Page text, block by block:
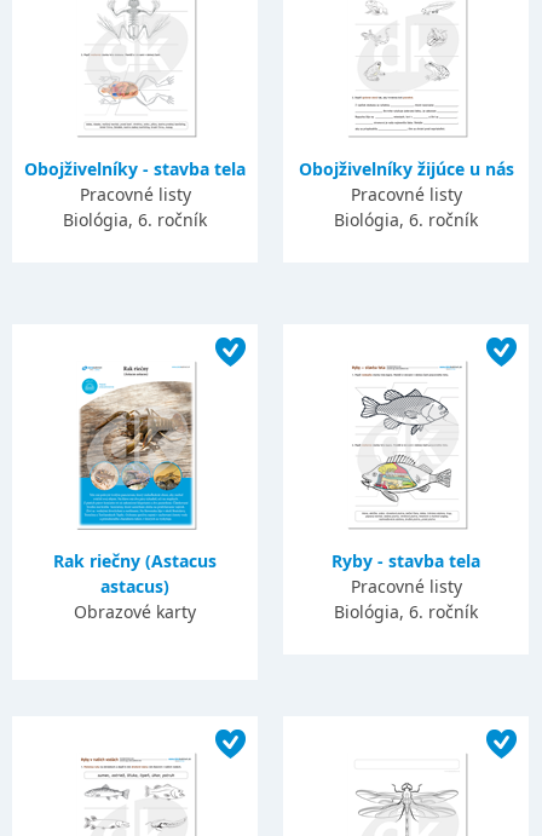
Obojživelníky - stavba tela
Pracovné listy
Biológia, 6. ročník
Obojživelníky žijúce u nás
Pracovné listy
Biológia, 6. ročník
Rak riečny (Astacus
astacus)
Obrazové karty
Ryby - stavba tela
Pracovné listy
Biológia, 6. ročník